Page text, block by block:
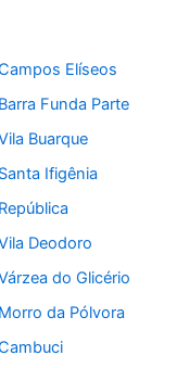
Elíseos
Funda Parte
Buarque
Ifigênia
Deodoro
do Glicério
da Pólvora